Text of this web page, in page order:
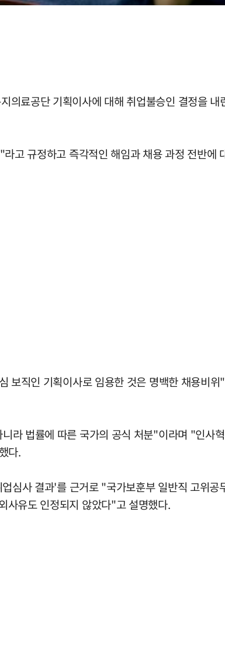
의료공단 기획이사에 대해 취업불승인 결정을
고 규정하고 즉각적인 해임과 채용 과정 전반에
보직인 기획이사로 임용한 것은 명백한 채용비
라 법률에 따른 국가의 공식 처분"이라며 "인사
다.
심사 결과'를 근거로 "국가보훈부 일반직 고위
사유도 인정되지 않았다"고 설명했다.